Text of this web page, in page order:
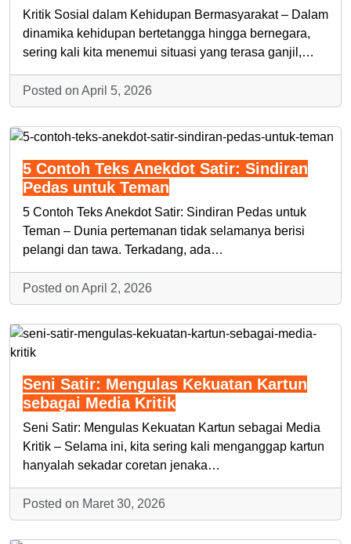
Kritik Sosial dalam Kehidupan Bermasyarakat – Dalam
dinamika kehidupan bertetangga hingga bernegara,
sering kali kita menemui situasi yang terasa ganjil,…
Posted on April 5, 2026
5 Contoh Teks Anekdot Satir: Sindiran
Pedas untuk Teman
5 Contoh Teks Anekdot Satir: Sindiran Pedas untuk
Teman – Dunia pertemanan tidak selamanya berisi
pelangi dan tawa. Terkadang, ada…
Posted on April 2, 2026
Seni Satir: Mengulas Kekuatan Kartun
sebagai Media Kritik
Seni Satir: Mengulas Kekuatan Kartun sebagai Media
Kritik – Selama ini, kita sering kali menganggap kartun
hanyalah sekadar coretan jenaka…
Posted on Maret 30, 2026